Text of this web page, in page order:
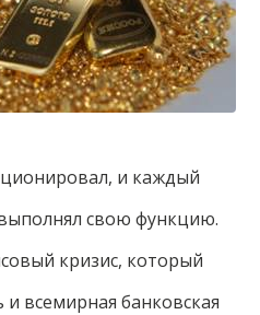
и каждый
свою функцию.
кризис, который
всемирная банковская